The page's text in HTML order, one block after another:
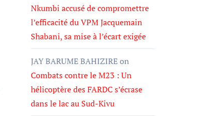
Nkumbi accusé de compromettre
l’efficacité du VPM Jacquemain
Shabani, sa mise à l’écart exigée
JAY BARUME BAHIZIREon
Combats contre le M23 : Un
hélicoptère des FARDC s’écrase
dans le lac au Sud-Kivu